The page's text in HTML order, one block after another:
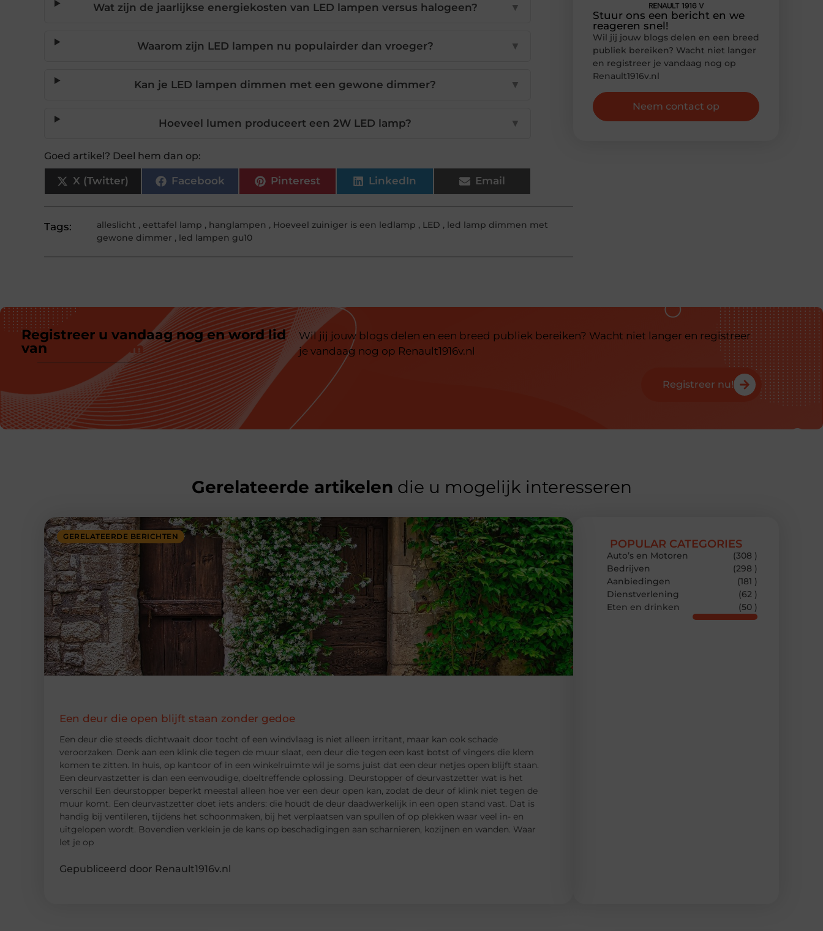
Wat zijn de jaarlijkse energiekosten van LED lampen versus halogeen? ▼
Waarom zijn LED lampen nu populairder dan vroeger? ▼
Kan je LED lampen dimmen met een gewone dimmer? ▼
Hoeveel lumen produceert een 2W LED lamp? ▼
Goed artikel? Deel hem dan op:
X (Twitter) Facebook Pinterest LinkedIn Email
Tags: alleslicht , eettafel lamp , hanglampen , Hoeveel zuiniger is een ledlamp , LED , led lamp dimmen met
gewone dimmer , led lampen gu10
Stuur ons een bericht en we
reageren snel!
Wil jij jouw blogs delen en een breed
publiek bereiken? Wacht niet langer
en registreer je vandaag nog op
Renault1916v.nl
Neem contact op
Registreer u vandaag nog en word lid
van
ons platform
Wil jij jouw blogs delen en een breed publiek bereiken? Wacht niet langer en registreer
je vandaag nog op Renault1916v.nl
Registreer nu!
Gerelateerde artikelen die u mogelijk interesseren
GERELATEERDE BERICHTEN
Een deur die open blijft staan zonder gedoe
Een deur die steeds dichtwaait door tocht of een windvlaag is niet alleen irritant, maar kan ook schade
veroorzaken. Denk aan een klink die tegen de muur slaat, een deur die tegen een kast botst of vingers die klem
komen te zitten. In huis, op kantoor of in een winkelruimte wil je soms juist dat een deur netjes open blijft staan.
Een deurvastzetter is dan een eenvoudige, doeltreffende oplossing. Deurstopper of deurvastzetter wat is het
verschil Een deurstopper beperkt meestal alleen hoe ver een deur open kan, zodat de deur of klink niet tegen de
muur komt. Een deurvastzetter doet iets anders: die houdt de deur daadwerkelijk in een open stand vast. Dat is
handig bij ventileren, tijdens het schoonmaken, bij het verplaatsen van spullen of op plekken waar veel in- en
uitgelopen wordt. Bovendien verklein je de kans op beschadigingen aan scharnieren, kozijnen en wanden. Waar
let je op
Gepubliceerd door Renault1916v.nl
POPULAR CATEGORIES
Auto’s en Motoren
(308 )
Bedrijven
(298 )
Aanbiedingen
(181 )
Dienstverlening
(62 )
Eten en drinken
(50 )